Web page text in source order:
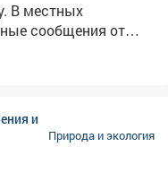
В местных
сообщения от
местный
их словам,
действительно
и
Природа и экология